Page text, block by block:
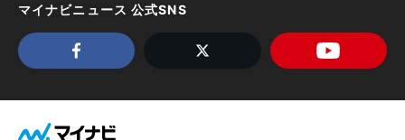
マイナビニュース 公式SNS